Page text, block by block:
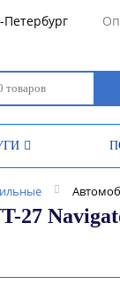
Петербург
27